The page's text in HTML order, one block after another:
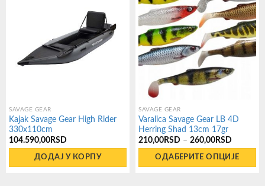
SAVAGE GEAR
Kajak Savage Gear High Rider
330x110cm
104.590,00 RSD
ДОДАЈ У КОРПУ
SAVAGE GEAR
Varalica Savage Gear LB 4D
Herring Shad 13cm 17gr
210,00 RSD – 260,00 RSD
цена:
од
ОДАБЕРИТЕ ОПЦИЈЕ